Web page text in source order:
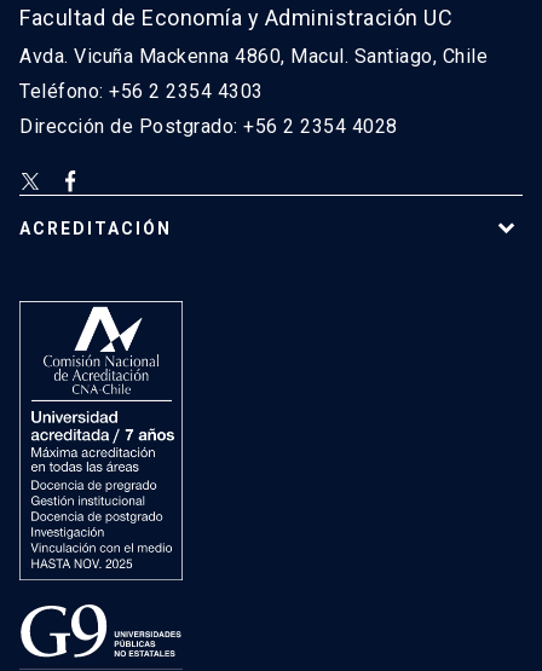
Facultad de Economía y Administración UC
Avda. Vicuña Mackenna 4860, Macul. Santiago, Chile
Teléfono: +56 2 2354 4303
Dirección de Postgrado: +56 2 2354 4028
ACREDITACIÓN